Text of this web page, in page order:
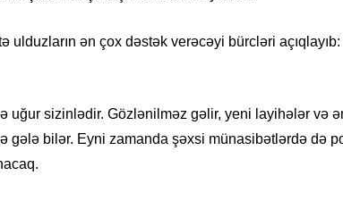
ulduzların ən çox dəstək verəcəyi bürcləri açıqlayıb:
uğur sizinlədir. Gözlənilməz gəlir, yeni layihələr və
gələ bilər. Eyni zamanda şəxsi münasibətlərdə də